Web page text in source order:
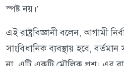
স্পষ্ট নয়।’
এই রাষ্ট্রবিজ্ঞানী বলেন, আগামী
সাংবিধানিক ব্যবস্থায় হবে,